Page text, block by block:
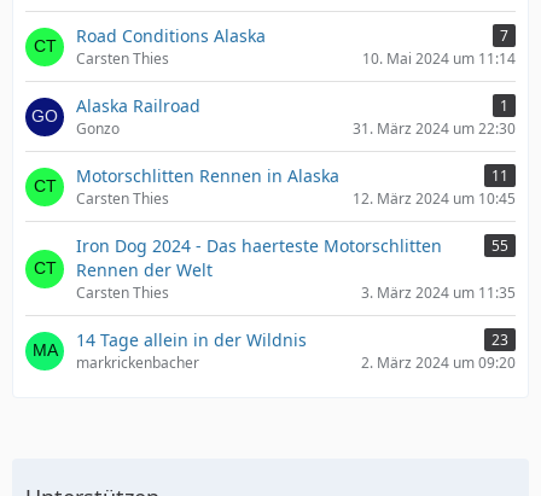
Road Conditions Alaska
7
Carsten Thies
10. Mai 2024 um 11:14
Alaska Railroad
1
Gonzo
31. März 2024 um 22:30
Motorschlitten Rennen in Alaska
11
Carsten Thies
12. März 2024 um 10:45
Iron Dog 2024 - Das haerteste Motorschlitten
Rennen der Welt
55
Carsten Thies 3. März 2024 um 11:35
14 Tage allein in der Wildnis
23
markrickenbacher
2. März 2024 um 09:20